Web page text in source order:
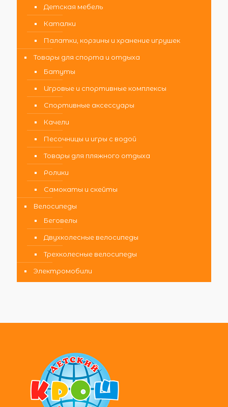
Детская мебель
Каталки
Палатки, корзины и хранение игрушек
Товары для спорта и отдыха
Батуты
Игровые и спортивные комплексы
Спортивные аксессуары
Качели
Песочницы и игры с водой
Товары для пляжного отдыха
Ролики
Самокаты и скейты
Велосипеды
Беговелы
Двухколесные велосипеды
Трехколесные велосипеды
Электромобили